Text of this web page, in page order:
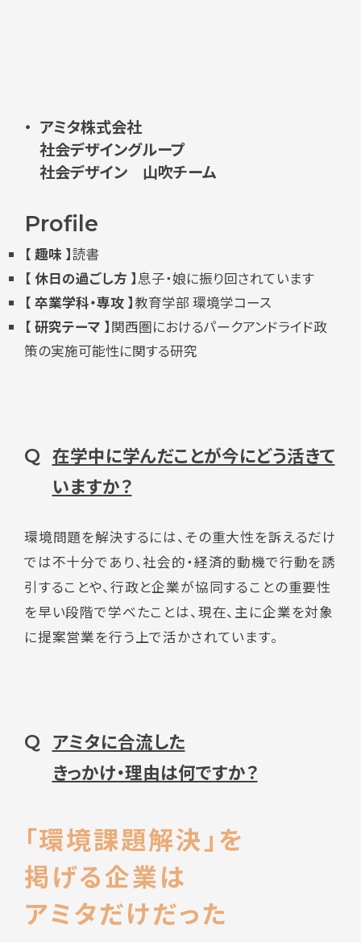
アミタ株式会社
社会デザイングループ
社会デザイン 山吹チーム
Profile
【 趣味 】読書
【 休日の過ごし方 】息子・娘に振り回されています
【 卒業学科・専攻 】教育学部 環境学コース
【 研究テーマ 】関西圏におけるパークアンドライド政
策の実施可能性に関する研究
Q 在学中に学んだことが今にどう活きて
いますか？
環境問題を解決するには、その重大性を訴えるだけ
では不十分であり、社会的・経済的動機で行動を誘
引することや、行政と企業が協同することの重要性
を早い段階で学べたことは、現在、主に企業を対象
に提案営業を行う上で活かされています。
Q アミタに合流した
きっかけ・理由は何ですか？
「環境課題解決」を
掲げる企業は
アミタだけだった